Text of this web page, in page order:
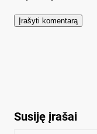
Susiję įrašai